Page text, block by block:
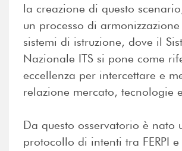
la creazione di questo
un processo di
sistemi di istruzione, dove il
Nazionale ITS si pone come
eccellenza per intercettare e
relazione mercato, tecnologie
Da questo osservatorio è nato
protocollo di intenti tra FERPI